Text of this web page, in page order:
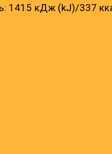
1415 кДж (kJ)/337